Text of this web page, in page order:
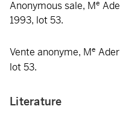
Anonymous sale, Me
1993, lot 53.
Vente anonyme, Me
lot 53.
Literature